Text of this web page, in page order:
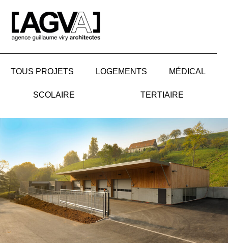
contenu
TOUS PROJETS LOGEMENTS MÉDICAL
SCOLAIRE TERTIAIRE